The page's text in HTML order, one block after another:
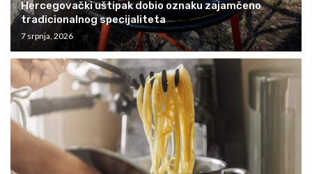
Hercegovački uštipak dobio oznaku zajamčeno
tradicionalnog specijaliteta
7 srpnja, 2026